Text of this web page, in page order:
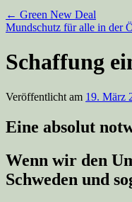
← Green New Deal
Mundschutz für alle in der
Schaffung
Veröffentlicht am 19. März
Eine absolut
Wenn wir den
Schweden und